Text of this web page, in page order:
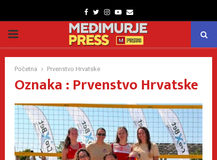
Facebook
TwitterInstagram
Youtube
Email
PRIMARY
MENU
Početna Prvenstvo Hrvatske
Oznaka : Prvenstvo Hrvatske